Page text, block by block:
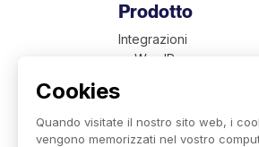
Cookies
Quando visitate il nostro sito web, i
vengono memorizzati nel vostro
Prodotto
Integrazioni
- WordPress
- Shopify
Clienti
Prezzi